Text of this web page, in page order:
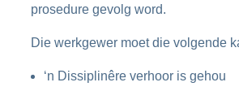
prosedure gevolg word.
Die werkgewer moet die volgende
‘n Dissiplinêre verhoor is gehou